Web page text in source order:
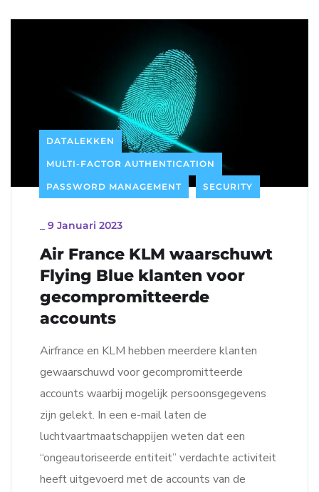
DATALEKKEN
MULTI-FACTOR AUTHENTICATION
PASSWORD MANAGEMENT SECURITY
9 Januari 2023
Air France KLM waarschuwt
Flying Blue klanten voor
gecompromitteerde
accounts
Airfrance en KLM hebben meerdere klanten
gewaarschuwd voor gecompromitteerde
accounts waarbij mogelijk persoonsgegevens
zijn gelekt. In een e-mail laten de
luchtvaartmaatschappijen weten dat een
“ongeautoriseerde entiteit” verdachte activiteit
heeft uitgevoerd met de accounts van de